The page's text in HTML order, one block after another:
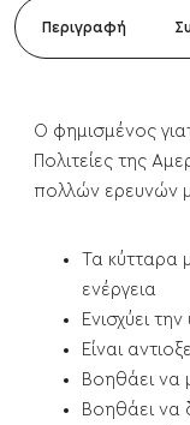
Περιγραφή
Ο φημισμένος
Πολιτείες της
πολλών ερευνών
Τα
ενέργεια
Ενισχύει
Είναι
Βοηθάει να
Βοηθάει να